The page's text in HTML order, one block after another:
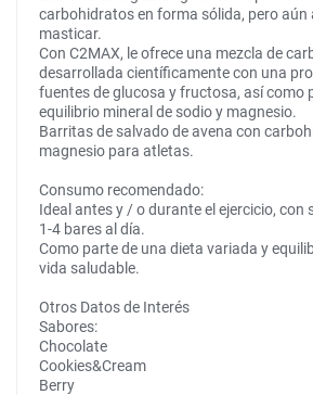
carbohidratos en forma sólida, pero aún
masticar.
Con C2MAX, le ofrece una mezcla de
desarrollada científicamente con una
fuentes de glucosa y fructosa, así como
equilibrio mineral de sodio y magnesio.
Barritas de salvado de avena con
magnesio para atletas.
Consumo recomendado:
Ideal antes y / o durante el ejercicio, con
1-4 bares al día.
Como parte de una dieta variada y
vida saludable.
Otros Datos de Interés
Sabores:
Chocolate
Cookies&Cream
Berry